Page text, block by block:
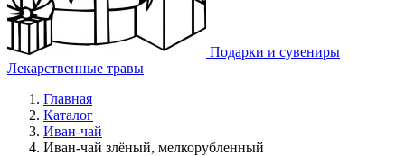
Подарки и сувениры
Лекарственные травы
Главная
Каталог
Иван-чай
Иван-чай злёный, мелкорубленный